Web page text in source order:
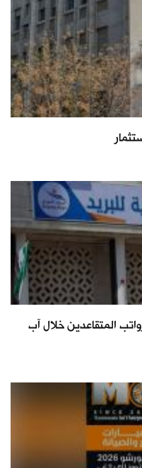
المتقاعدين خلال آب